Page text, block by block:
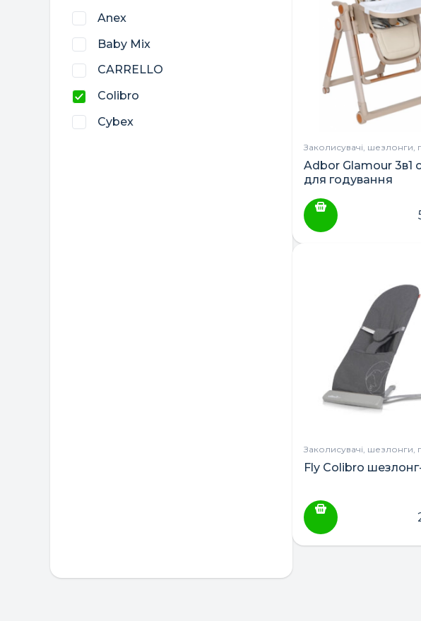
Anex
Baby Mix
CARRELLO
Colibro
Cybex
Заколисувачі, шезлонги,
Adbor Glamour 3в1
для годування
Заколисувачі, шезлонги,
Fly Colibro